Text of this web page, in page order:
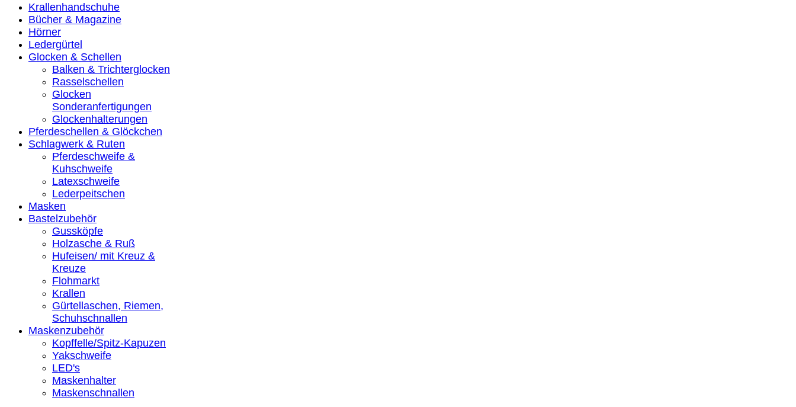
Krallenhandschuhe
Bücher & Magazine
Hörner
Ledergürtel
Glocken & Schellen
Balken & Trichterglocken
Rasselschellen
Glocken
Sonderanfertigungen
Glockenhalterungen
Pferdeschellen & Glöckchen
Schlagwerk & Ruten
Pferdeschweife &
Kuhschweife
Latexschweife
Lederpeitschen
Masken
Bastelzubehör
Gussköpfe
Holzasche & Ruß
Hufeisen/ mit Kreuz &
Kreuze
Flohmarkt
Krallen
Gürtellaschen, Riemen,
Schuhschnallen
Maskenzubehör
Kopffelle/Spitz-Kapuzen
Yakschweife
LED's
Maskenhalter
Maskenschnallen